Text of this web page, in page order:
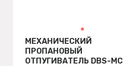
МЕХАНИЧЕСКИЙ
ПРОПАНОВЫЙ
ОТПУГИВАТЕЛЬ DBS-MC